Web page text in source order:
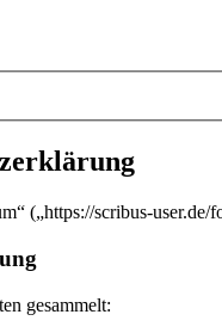
(„https://scribus-
gesammelt: